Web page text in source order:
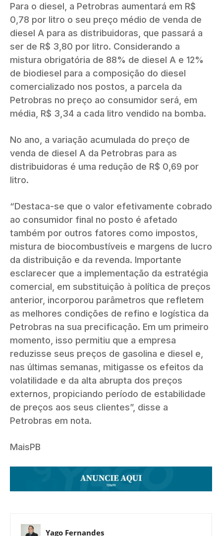
Para o diesel, a Petrobras aumentará em R$
0,78 por litro o seu preço médio de venda de
diesel A para as distribuidoras, que passará a
ser de R$ 3,80 por litro. Considerando a
mistura obrigatória de 88% de diesel A e 12%
de biodiesel para a composição do diesel
comercializado nos postos, a parcela da
Petrobras no preço ao consumidor será, em
média, R$ 3,34 a cada litro vendido na bomba.
No ano, a variação acumulada do preço de
venda de diesel A da Petrobras para as
distribuidoras é uma redução de R$ 0,69 por
litro.
“Destaca-se que o valor efetivamente cobrado
ao consumidor final no posto é afetado
também por outros fatores como impostos,
mistura de biocombustíveis e margens de lucro
da distribuição e da revenda. Importante
esclarecer que a implementação da estratégia
comercial, em substituição à política de preços
anterior, incorporou parâmetros que refletem
as melhores condições de refino e logística da
Petrobras na sua precificação. Em um primeiro
momento, isso permitiu que a empresa
reduzisse seus preços de gasolina e diesel e,
nas últimas semanas, mitigasse os efeitos da
volatilidade e da alta abrupta dos preços
externos, propiciando período de estabilidade
de preços aos seus clientes”, disse a
Petrobras em nota.
MaisPB
Yago Fernandes